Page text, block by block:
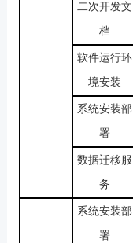
二次开发文
档
软件运行环
境安装
系统安装部
署
数据迁移服
务
系统安装部
署